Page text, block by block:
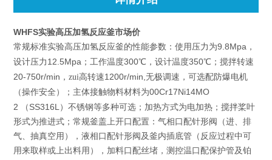
WHFS实验高压加氢反应釜市场价
常规标准实验高压加氢反应釜的性能参数：使用压力为9.8Mpa ，
设计压力 12.5Mpa ；工作温度300℃，设计温度350℃；搅拌转速
20-750r/min ，zui高转速1200r/min,无极调速，可选配防爆电机
（操作安全）；主体接触物料材料为00Cr17Ni14MO
2
（ SS316L ）不锈钢等多种可选；加热方式为电加热；搅拌桨叶
形式为推进式；常规釜盖上开口配置：气相口配针形阀（进、排
气、抽真空用），液相口配针形阀及釜内插底管（反应过程中可
用来取样或上出料用），加料口配丝堵，测控温口配保护管及铂